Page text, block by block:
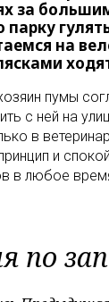
за
парку
на
пумы
с ней на
в
и
в любое
по